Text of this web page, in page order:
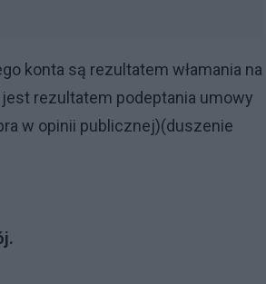
konta są rezultatem włamania na
rezultatem podeptania umowy
w opinii publicznej)(duszenie